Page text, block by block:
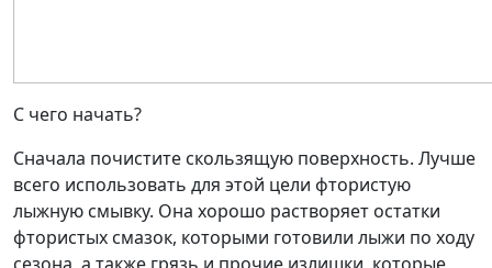
С чего начать?
Сначала почистите скользящую поверхность. Лучше
всего использовать для этой цели фтористую
лыжную смывку. Она хорошо растворяет остатки
фтористых смазок, которыми готовили лыжи по ходу